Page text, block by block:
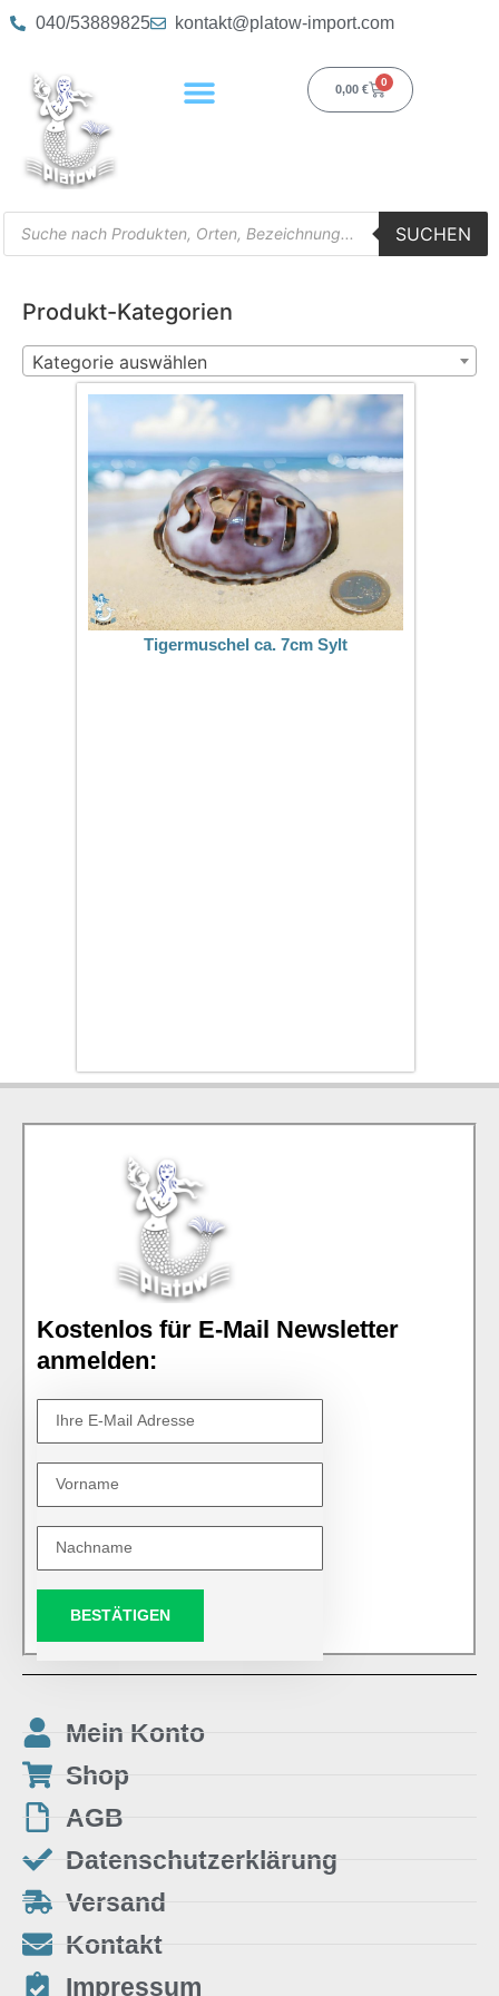
040/53889825 kontakt@platow-import.com
0,00 €
0
SUCHEN
Produkt-Kategorien
Kategorie auswählen
Tigermuschel ca. 7cm Sylt
Kostenlos für E-Mail Newsletter
anmelden:
BESTÄTIGEN
Mein Konto
Shop
AGB
Datenschutzerklärung
Versand
Kontakt
Impressum